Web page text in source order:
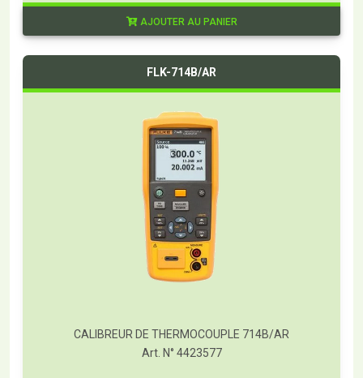
AJOUTER AU PANIER
FLK-714B/AR
CALIBREUR DE THERMOCOUPLE 714B/AR
Art. N° 4423577